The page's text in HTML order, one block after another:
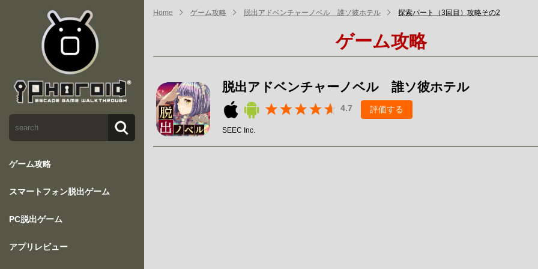
ゲーム攻略
スマートフォン脱出ゲーム
PC脱出ゲーム
アプリレビュー
Home ゲーム攻略 脱出アドベンチャーノベル 誰ソ彼ホテル 探索パート（3回目）攻略その2
ゲーム攻略
脱出アドベンチャーノベル 誰ソ彼ホテル
4.7 評価する
SEEC Inc.